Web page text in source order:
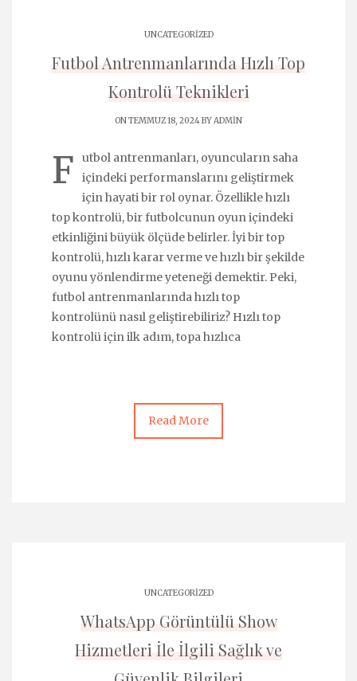
UNCATEGORIZED
Futbol Antrenmanlarında Hızlı Top
Kontrolü Teknikleri
ON TEMMUZ 18, 2024 BYADMIN
F
utbol antrenmanları, oyuncuların saha
içindeki performanslarını geliştirmek
için hayati bir rol oynar. Özellikle hızlı
top kontrolü, bir futbolcunun oyun içindeki
etkinliğini büyük ölçüde belirler. İyi bir top
kontrolü, hızlı karar verme ve hızlı bir şekilde
oyunu yönlendirme yeteneği demektir. Peki,
futbol antrenmanlarında hızlı top
kontrolünü nasıl geliştirebiliriz? Hızlı top
kontrolü için ilk adım, topa hızlıca
Read More
UNCATEGORIZED
WhatsApp Görüntülü Show
Hizmetleri İle İlgili Sağlık ve